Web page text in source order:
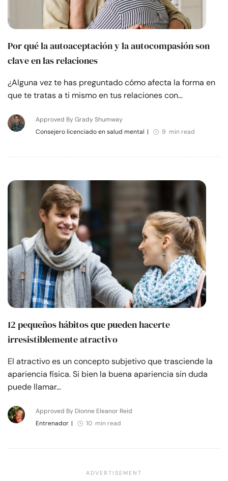
Por qué la autoaceptación y la autocompasión son
clave en las relaciones
¿Alguna vez te has preguntado cómo afecta la forma en
que te tratas a ti mismo en tus relaciones con…
Approved By Grady Shumway
Consejero licenciado en salud mental | 9 min read
12 pequeños hábitos que pueden hacerte
irresistiblemente atractivo
El atractivo es un concepto subjetivo que trasciende la
apariencia física. Si bien la buena apariencia sin duda
puede llamar…
Approved By Dionne Eleanor Reid
Entrenador | 10 min read